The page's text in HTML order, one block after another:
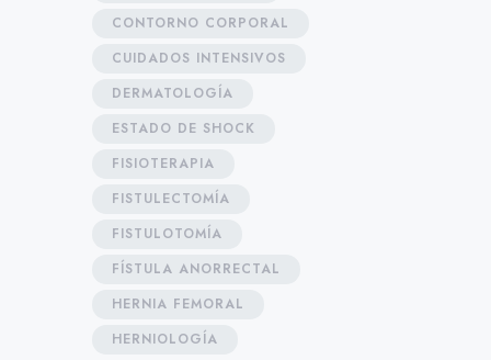
CONTORNO CORPORAL
CUIDADOS INTENSIVOS
DERMATOLOGÍA
ESTADO DE SHOCK
FISIOTERAPIA
FISTULECTOMÍA
FISTULOTOMÍA
FÍSTULA ANORRECTAL
HERNIA FEMORAL
HERNIOLOGÍA